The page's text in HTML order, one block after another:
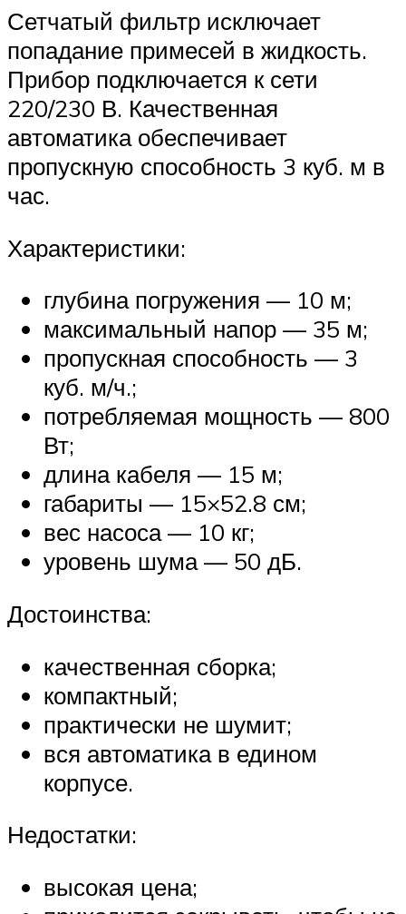
Сетчатый фильтр исключает
попадание примесей в жидкость.
Прибор подключается к сети
220/230 В. Качественная
автоматика обеспечивает
пропускную способность 3 куб. м в
час.
Характеристики:
глубина погружения — 10 м;
максимальный напор — 35 м;
пропускная способность — 3
куб. м/ч.;
потребляемая мощность — 800
Вт;
длина кабеля — 15 м;
габариты — 15×52.8 см;
вес насоса — 10 кг;
уровень шума — 50 дБ.
Достоинства:
качественная сборка;
компактный;
практически не шумит;
вся автоматика в едином
корпусе.
Недостатки:
высокая цена;